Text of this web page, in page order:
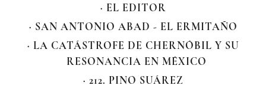
· EL EDITOR
· SAN ANTONIO ABAD - EL ERMITAÑO
· LA CATÁSTROFE DE CHERNÓBIL Y SU
RESONANCIA EN MÉXICO
· 212. PINO SUÁREZ